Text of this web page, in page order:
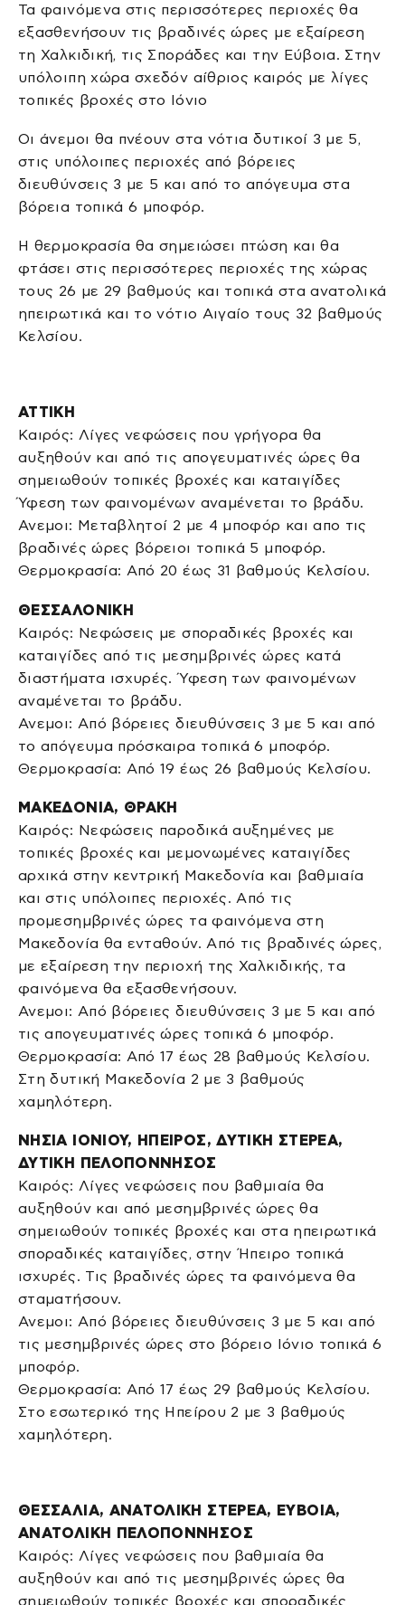
Τα φαινόμενα στις περισσότερες περιοχές θα
εξασθενήσουν τις βραδινές ώρες με εξαίρεση
τη Χαλκιδική, τις Σποράδες και την Εύβοια. Στην
υπόλοιπη χώρα σχεδόν αίθριος καιρός με λίγες
τοπικές βροχές στο Ιόνιο
Οι άνεμοι θα πνέουν στα νότια δυτικοί 3 με 5,
στις υπόλοιπες περιοχές από βόρειες
διευθύνσεις 3 με 5 και από το απόγευμα στα
βόρεια τοπικά 6 μποφόρ.
Η θερμοκρασία θα σημειώσει πτώση και θα
φτάσει στις περισσότερες περιοχές της χώρας
τους 26 με 29 βαθμούς και τοπικά στα ανατολικά
ηπειρωτικά και το νότιο Αιγαίο τους 32 βαθμούς
Κελσίου.
ΑΤΤΙΚΗ
Καιρός: Λίγες νεφώσεις που γρήγορα θα
αυξηθούν και από τις απογευματινές ώρες θα
σημειωθούν τοπικές βροχές και καταιγίδες
Ύφεση των φαινομένων αναμένεται το βράδυ.
Ανεμοι: Μεταβλητοί 2 με 4 μποφόρ και απο τις
βραδινές ώρες βόρειοι τοπικά 5 μποφόρ.
Θερμοκρασία: Από 20 έως 31 βαθμούς Κελσίου.
ΘΕΣΣΑΛΟΝΙΚΗ
Καιρός: Νεφώσεις με σποραδικές βροχές και
καταιγίδες από τις μεσημβρινές ώρες κατά
διαστήματα ισχυρές. Ύφεση των φαινομένων
αναμένεται το βράδυ.
Ανεμοι: Από βόρειες διευθύνσεις 3 με 5 και από
το απόγευμα πρόσκαιρα τοπικά 6 μποφόρ.
Θερμοκρασία: Από 19 έως 26 βαθμούς Κελσίου.
ΜΑΚΕΔΟΝΙΑ, ΘΡΑΚΗ
Καιρός: Νεφώσεις παροδικά αυξημένες με
τοπικές βροχές και μεμονωμένες καταιγίδες
αρχικά στην κεντρική Μακεδονία και βαθμιαία
και στις υπόλοιπες περιοχές. Από τις
προμεσημβρινές ώρες τα φαινόμενα στη
Μακεδονία θα ενταθούν. Από τις βραδινές ώρες,
με εξαίρεση την περιοχή της Χαλκιδικής, τα
φαινόμενα θα εξασθενήσουν.
Ανεμοι: Από βόρειες διευθύνσεις 3 με 5 και από
τις απογευματινές ώρες τοπικά 6 μποφόρ.
Θερμοκρασία: Από 17 έως 28 βαθμούς Κελσίου.
Στη δυτική Μακεδονία 2 με 3 βαθμούς
χαμηλότερη.
ΝΗΣΙΑ ΙΟΝΙΟΥ, ΗΠΕΙΡΟΣ, ΔΥΤΙΚΗ ΣΤΕΡΕΑ,
ΔΥΤΙΚΗ ΠΕΛΟΠΟΝΝΗΣΟΣ
Καιρός: Λίγες νεφώσεις που βαθμιαία θα
αυξηθούν και από μεσημβρινές ώρες θα
σημειωθούν τοπικές βροχές και στα ηπειρωτικά
σποραδικές καταιγίδες, στην Ήπειρο τοπικά
ισχυρές. Τις βραδινές ώρες τα φαινόμενα θα
σταματήσουν.
Ανεμοι: Από βόρειες διευθύνσεις 3 με 5 και από
τις μεσημβρινές ώρες στο βόρειο Ιόνιο τοπικά 6
μποφόρ.
Θερμοκρασία: Από 17 έως 29 βαθμούς Κελσίου.
Στο εσωτερικό της Ηπείρου 2 με 3 βαθμούς
χαμηλότερη.
ΘΕΣΣΑΛΙΑ, ΑΝΑΤΟΛΙΚΗ ΣΤΕΡΕΑ, ΕΥΒΟΙΑ,
ΑΝΑΤΟΛΙΚΗ ΠΕΛΟΠΟΝΝΗΣΟΣ
Καιρός: Λίγες νεφώσεις που βαθμιαία θα
αυξηθούν και από τις μεσημβρινές ώρες θα
σημειωθούν τοπικές βροχές και σποραδικές